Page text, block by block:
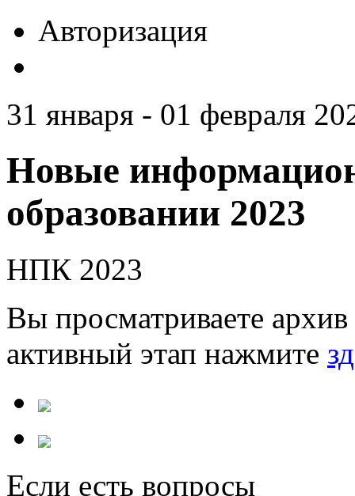
Авторизация
31 января - 01 февраля
Новые
образовании 2023
НПК 2023
Вы просматриваете
активный этап нажмите
Если есть вопросы